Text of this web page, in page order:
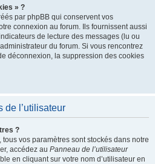
» ?
par phpBB qui conservent vos
connexion au forum. Ils fournissent aussi
de lecture des messages (lu ou
du forum. Si vous rencontrez
déconnexion, la suppression des cookies
de l’utilisateur
?
vos paramètres sont stockés dans notre
accédez au Panneau de l’utilisateur
en cliquant sur votre nom d’utilisateur en